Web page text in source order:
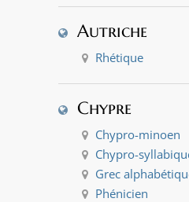
Autriche
Rhétique
Chypre
Chypro-minoen
Chypro-
Grec
Phénicien